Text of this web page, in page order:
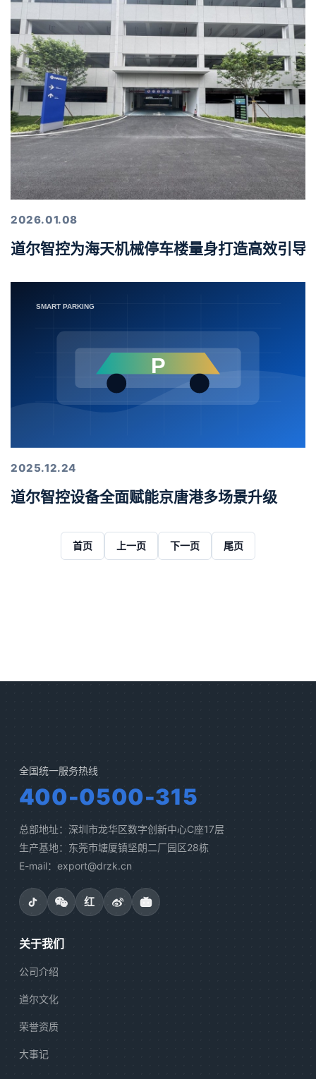
2026.01.08
道尔智控为海天机械停车楼量身打造高效引导
2025.12.24
道尔智控设备全面赋能京唐港多场景升级
首页 上一页 下一页 尾页
全国统一服务热线
400-0500-315
总部地址：深圳市龙华区数字创新中心C座17层
生产基地：东莞市塘厦镇坚朗二厂园区28栋
E-mail：export@drzk.cn
红
关于我们
公司介绍
道尔文化
荣誉资质
大事记